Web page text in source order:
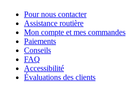
Pour nous contacter
Assistance routière
Mon compte et mes commandes
Paiements
Conseils
FAQ
Accessibilité
Évaluations des clients